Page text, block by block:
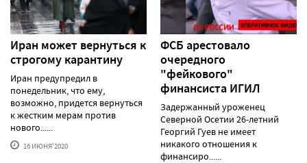
Иран может вернуться к
строгому карантину
Иран предупредил в
понедельник, что ему,
возможно, придется вернуться
к жестким мерам против
нового......
16 ИЮНЯ'2020
ФСБ арестовало
очередного
"фейкового"
финансиста ИГИЛ
Задержанный уроженец
Северной Осетии 26-летний
Георгий Гуев не имеет
никакого отношения к
финансиро......